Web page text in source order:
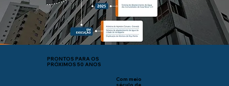
PRONTOS PARA OS
PRÓXIMOS 50 ANOS
Com meio
século de